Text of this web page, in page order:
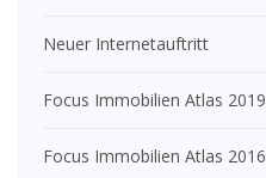
Neuer Internetauftritt
Focus Immobilien Atlas 2019
Focus Immobilien Atlas 2016